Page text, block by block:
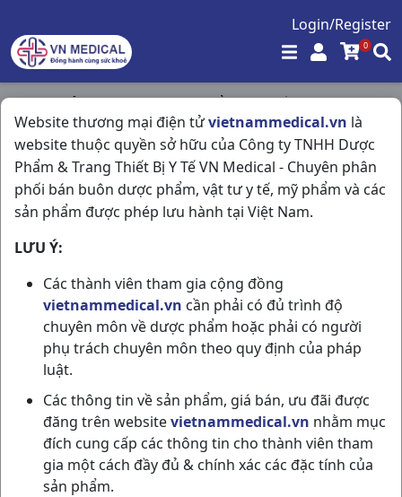
Login/Register
0
Website thương mại điện tửvietnammedical.vn là
website thuộc quyền sở hữu của Công ty TNHH Dược
Phẩm & Trang Thiết Bị Y Tế VN Medical - Chuyên phân
phối bán buôn dược phẩm, vật tư y tế, mỹ phẩm và các
sản phẩm được phép lưu hành tại Việt Nam.
LƯU Ý:
Các thành viên tham gia cộng đồng
vietnammedical.vn cần phải có đủ trình độ
chuyên môn về dược phẩm hoặc phải có người
phụ trách chuyên môn theo quy định của pháp
luật.
Các thông tin về sản phẩm, giá bán, ưu đãi được
đăng trên websitevietnammedical.vn nhằm mục
đích cung cấp các thông tin cho thành viên tham
gia một cách đầy đủ & chính xác các đặc tính của
sản phẩm.
Trang chủ / Tim Mạch - Lợi Tiểu- Nội Tiết /
Tanatril Tablest 5mg Vi10v Abbott